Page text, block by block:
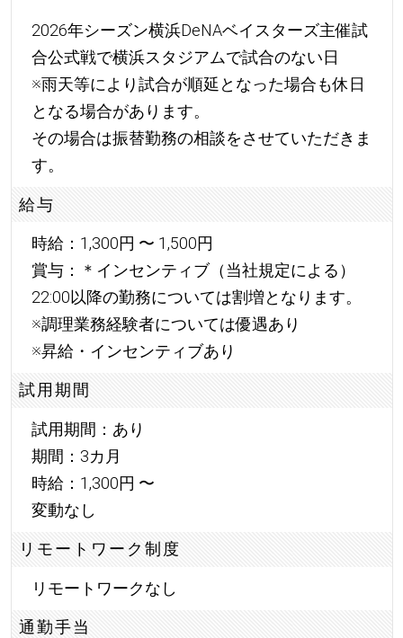
2026年シーズン横浜DeNAベイスターズ主催試
合公式戦で横浜スタジアムで試合のない日
※雨天等により試合が順延となった場合も休日
となる場合があります。
その場合は振替勤務の相談をさせていただきま
す。
給与
時給：1,300円 〜 1,500円
賞与：＊インセンティブ（当社規定による）
22:00以降の勤務については割増となります。
※調理業務経験者については優遇あり
※昇給・インセンティブあり
試用期間
試用期間：あり
期間：3カ月
時給：1,300円 〜
変動なし
リモートワーク制度
リモートワークなし
通勤手当